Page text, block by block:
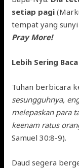
setiap pagi
tempat yang
Pray More!
Lebih Sering
Tuhan berbicara
sesungguhnya,
melepaskan para
keenam ratus
Samuel 30:8-9).
Daud segera